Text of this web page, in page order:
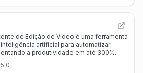
de Edição de Vídeo é uma ferramenta
artificial para automatizar
a produtividade em até 300%.
e freelancers, o Cutback oferece
remoção de silêncios e adição de
5.0